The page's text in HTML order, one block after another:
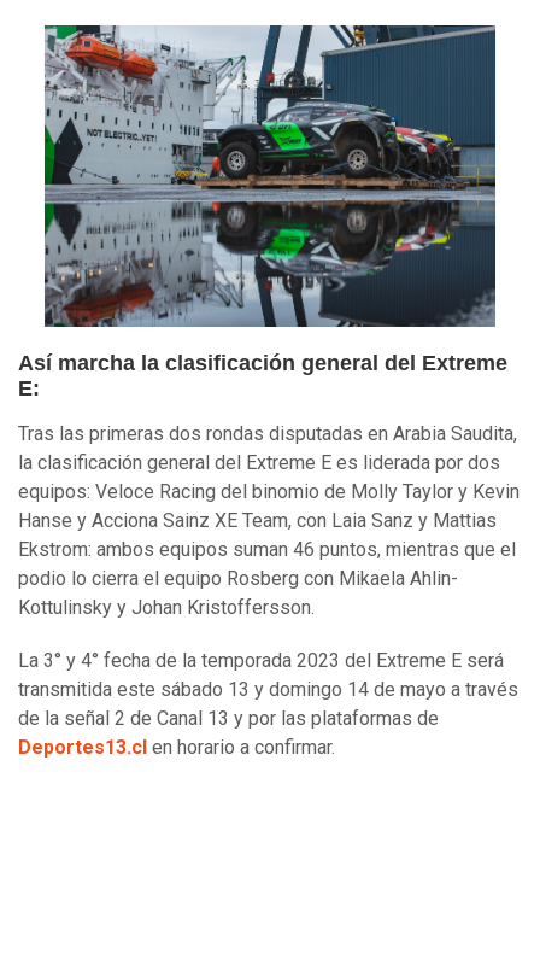
Así marcha la clasificación general del Extreme
E:
Tras las primeras dos rondas disputadas en Arabia Saudita,
la clasificación general del Extreme E es liderada por dos
equipos: Veloce Racing del binomio de Molly Taylor y Kevin
Hanse y Acciona Sainz XE Team, con Laia Sanz y Mattias
Ekstrom: ambos equipos suman 46 puntos, mientras que el
podio lo cierra el equipo Rosberg con Mikaela Ahlin-
Kottulinsky y Johan Kristoffersson.
La 3° y 4° fecha de la temporada 2023 del Extreme E será
transmitida este sábado 13 y domingo 14 de mayo a través
de la señal 2 de Canal 13 y por las plataformas de
Deportes13.cl en horario a confirmar.